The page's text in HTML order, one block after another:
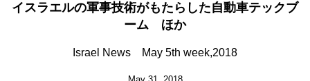
イスラエルの軍事技術がもたらした自動車テックブ
ーム ほか
Israel News May 5th week,2018